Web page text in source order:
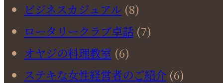
ビジネスカジュアル (8)
ロータリークラブ卓話 (7)
オヤジの料理教室 (6)
ステキな女性経営者のご紹介 (6)